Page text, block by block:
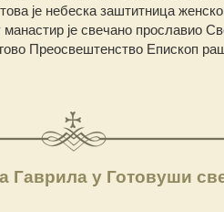
је небеска заштитница
је свечано прославио
Преосвештенство Епископ
Гаврила у Готовуши